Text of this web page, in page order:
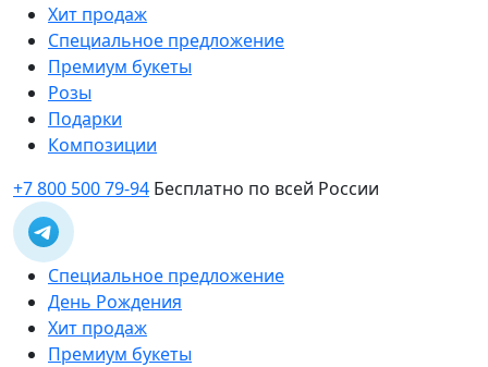
Хит продаж
Специальное предложение
Премиум букеты
Розы
Подарки
Композиции
+7 800 500 79-94 Бесплатно по всей России
Специальное предложение
День Рождения
Хит продаж
Премиум букеты